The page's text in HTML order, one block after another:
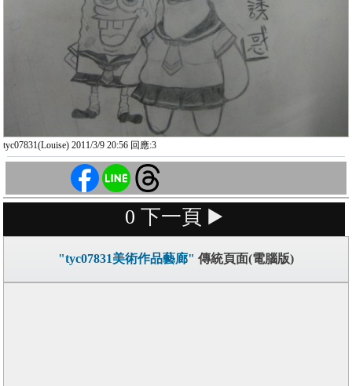
tyc07831(Louise) 2011/3/9 20:56 回應:3
0 下一頁 ▶️
"tyc07831美術作品藝廊" 傳統頁面(電腦版)